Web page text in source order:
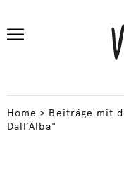
Home > Beiträge mit
Dall’Alba"